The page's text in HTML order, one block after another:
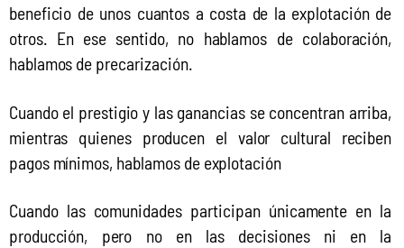
beneficio de unos cuantos a costa de la explotación de
otros. En ese sentido, no hablamos de colaboración,
hablamos de precarización.
Cuando el prestigio y las ganancias se concentran arriba,
mientras quienes producen el valor cultural reciben
pagos mínimos, hablamos de explotación
Cuando las comunidades participan únicamente en la
producción, pero no en las decisiones ni en la